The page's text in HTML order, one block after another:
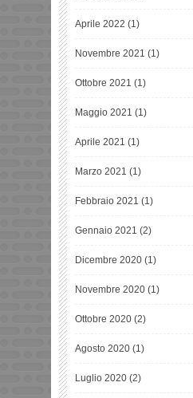
Aprile 2022 (1)
Novembre 2021 (1)
Ottobre 2021 (1)
Maggio 2021 (1)
Aprile 2021 (1)
Marzo 2021 (1)
Febbraio 2021 (1)
Gennaio 2021 (2)
Dicembre 2020 (1)
Novembre 2020 (1)
Ottobre 2020 (2)
Agosto 2020 (1)
Luglio 2020 (2)